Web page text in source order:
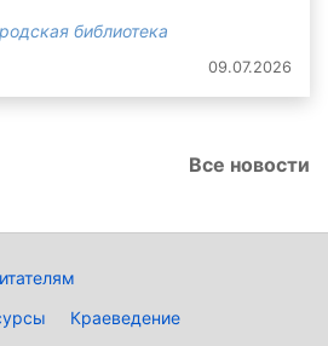
библиотека
09.07.2026
Все новости
Краеведение